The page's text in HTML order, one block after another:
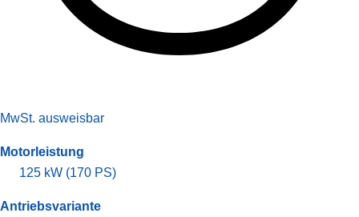
MwSt. ausweisbar
Motorleistung
125 kW (170 PS)
Antriebsvariante